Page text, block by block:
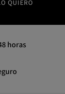
QUIERO
horas